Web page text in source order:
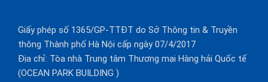
Giấy phép số 1365/GP-TTĐT do Sở Thông tin & Truyền
thông Thành phố Hà Nội cấp ngày 07/4/2017
Địa chỉ: Tòa nhà Trung tâm Thương mại Hàng hải Quốc tế
(OCEAN PARK BUILDING )